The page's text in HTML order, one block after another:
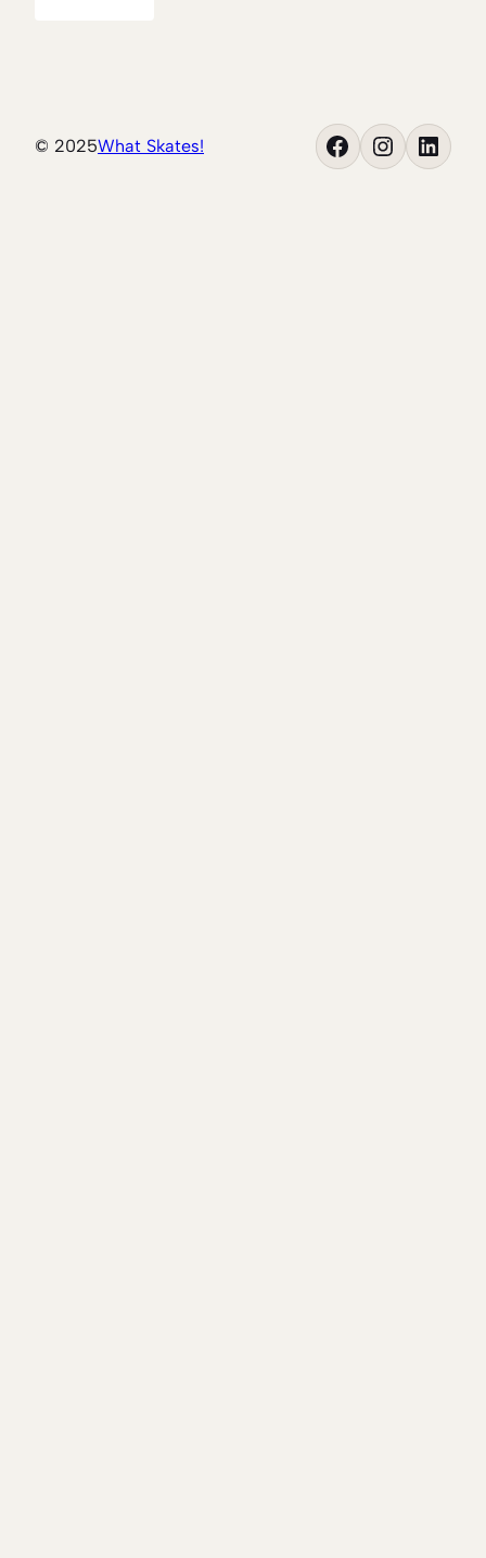
© 2025What Skates! Facebook Instagram LinkedIn